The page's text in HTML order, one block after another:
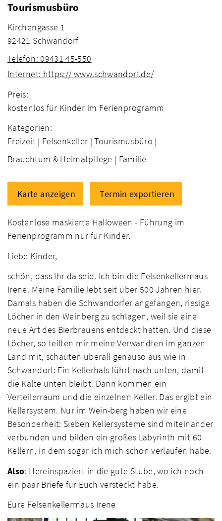
Tourismusbüro
Kirchengasse 1
92421 Schwandorf
Telefon: 09431 45-550
Internet: https:// www.schwandorf.de/
Preis:
kostenlos für Kinder im Ferienprogramm
Kategorien:
Freizeit | Felsenkeller | Tourismusbüro |
Brauchtum & Heimatpflege | Familie
Karte anzeigen Termin exportieren
Kostenlose maskierte Halloween - Führung im
Ferienprogramm nur für Kinder.
Liebe Kinder,
schön, dass Ihr da seid. Ich bin die Felsenkellermaus
Irene. Meine Familie lebt seit über 500 Jahren hier.
Damals haben die Schwandorfer angefangen, riesige
Löcher in den Weinberg zu schlagen, weil sie eine
neue Art des Bierbrauens entdeckt hatten. Und diese
Löcher, so teilten mir meine Verwandten im ganzen
Land mit, schauten überall genauso aus wie in
Schwandorf: Ein Kellerhals führt nach unten, damit
die Kälte unten bleibt. Dann kommen ein
Verteilerraum und die einzelnen Keller. Das ergibt ein
Kellersystem. Nur im Wein-berg haben wir eine
Besonderheit: Sieben Kellersysteme sind miteinander
verbunden und bilden ein großes Labyrinth mit 60
Kellern, in dem sogar ich mich schon verlaufen habe.
Also: Hereinspaziert in die gute Stube, wo ich noch
ein paar Briefe für Euch versteckt habe.
Eure Felsenkellermaus Irene